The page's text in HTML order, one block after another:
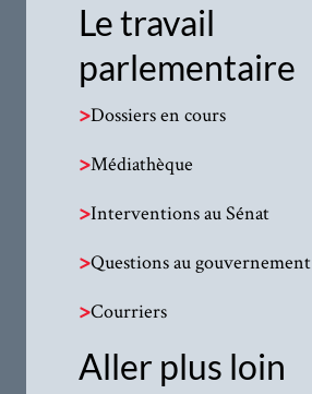
Le travail
parlementaire
>Dossiers en cours
>Médiathèque
>Interventions au Sénat
>Questions au gouvernement
>Courriers
Aller plus loin